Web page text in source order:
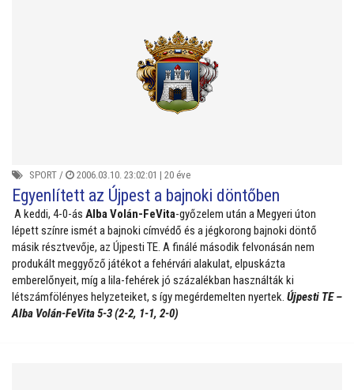
SPORT / 2006.03.10. 23:02:01 | 20 éve
Egyenlített az Újpest a bajnoki döntőben
A keddi, 4-0-ás Alba Volán-FeVita-győzelem után a Megyeri úton
lépett színre ismét a bajnoki címvédő és a jégkorong bajnoki döntő
másik résztvevője, az Újpesti TE. A finálé második felvonásán nem
produkált meggyőző játékot a fehérvári alakulat, elpuskázta
emberelőnyeit, míg a lila-fehérek jó százalékban használták ki
létszámfölényes helyzeteiket, s így megérdemelten nyertek. Újpesti TE –
Alba Volán-FeVita 5-3 (2-2, 1-1, 2-0)